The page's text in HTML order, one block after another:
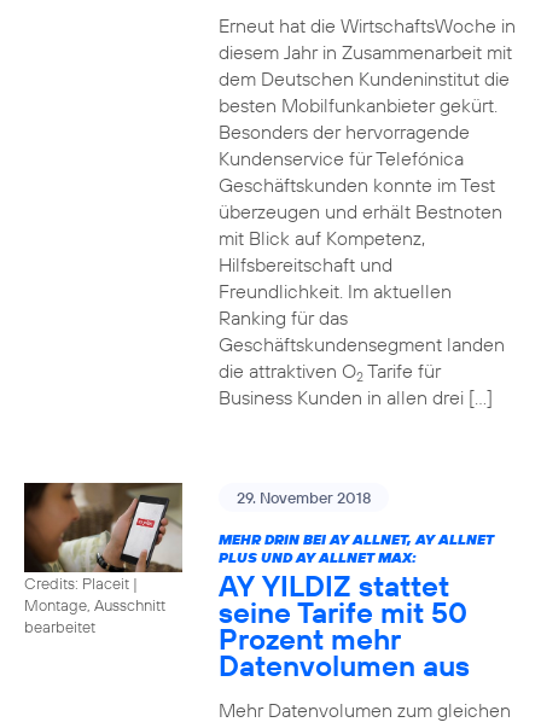
Erneut hat die WirtschaftsWoche in
diesem Jahr in Zusammenarbeit mit
dem Deutschen Kundeninstitut die
besten Mobilfunkanbieter gekürt.
Besonders der hervorragende
Kundenservice für Telefónica
Geschäftskunden konnte im Test
überzeugen und erhält Bestnoten
mit Blick auf Kompetenz,
Hilfsbereitschaft und
Freundlichkeit. Im aktuellen
Ranking für das
Geschäftskundensegment landen
die attraktiven O2Tarife für
Business Kunden in allen drei […]
Credits: Placeit |
Montage, Ausschnitt
bearbeitet
29. November 2018
MEHR DRIN BEI AY ALLNET, AY ALLNET
PLUS UND AY ALLNET MAX:
AY YILDIZ stattet
seine Tarife mit 50
Prozent mehr
Datenvolumen aus
Mehr Datenvolumen zum gleichen